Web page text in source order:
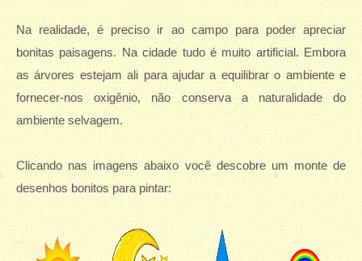
Na realidade, é preciso ir ao campo para poder apreciar
bonitas paisagens. Na cidade tudo é muito artificial. Embora
as árvores estejam ali para ajudar a equilibrar o ambiente e
fornecer-nos oxigênio, não conserva a naturalidade do
ambiente selvagem.
Clicando nas imagens abaixo você descobre um monte de
desenhos bonitos para pintar: